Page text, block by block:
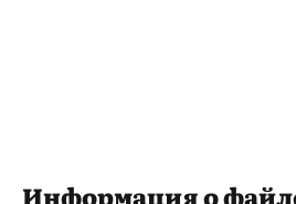
Информация о